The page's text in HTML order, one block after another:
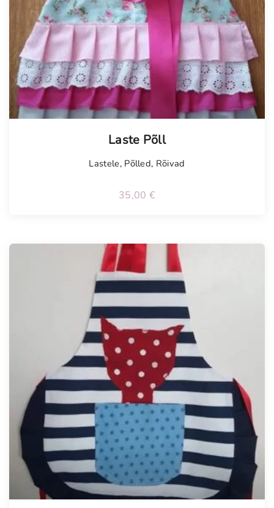
Laste Põll
Lastele, Põlled, Rõivad
35,00 €